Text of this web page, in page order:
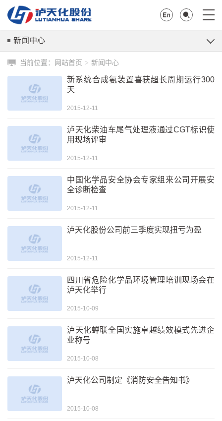
新闻中心
当前位置： 网站首页 > 新闻中心
新系统合成氨装置喜获超长周期运行300
天
2015-12-11
泸天化柴油车尾气处理液通过CGT标识使
用现场评审
2015-12-11
中国化学品安全协会专家组来公司开展安
全诊断检查
2015-12-11
泸天化股份公司前三季度实现扭亏为盈
2015-12-11
四川省危险化学品环境管理培训现场会在
泸天化举行
2015-10-09
泸天化蝉联全国实施卓越绩效模式先进企
业称号
2015-10-08
泸天化公司制定《消防安全告知书》
2015-10-08